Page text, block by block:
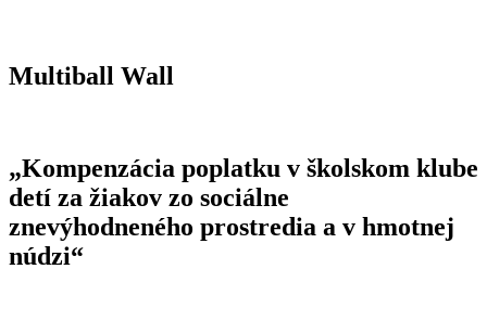
Multiball Wall
„Kompenzácia poplatku v školskom klube
detí za žiakov zo sociálne
znevýhodneného prostredia a v hmotnej
núdzi“